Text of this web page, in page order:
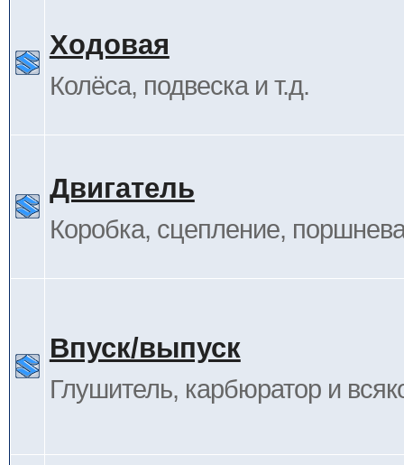
Ходовая
Колёса, подвеска и т.д.
Двигатель
Коробка, сцепление,
Впуск/выпуск
Глушитель, карбюратор и